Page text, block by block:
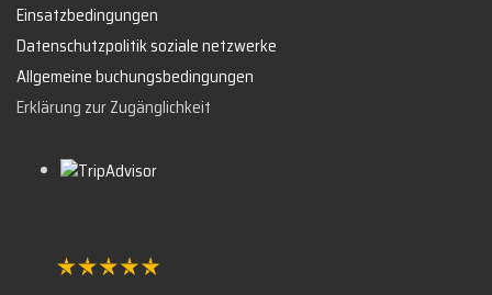
Einsatzbedingungen
Datenschutzpolitik soziale netzwerke
Allgemeine buchungsbedingungen
Erklärung zur Zugänglichkeit